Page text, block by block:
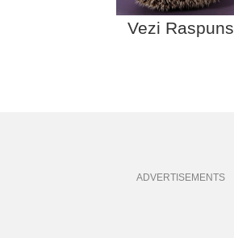
Vezi Raspuns
ADVERTISEMENTS